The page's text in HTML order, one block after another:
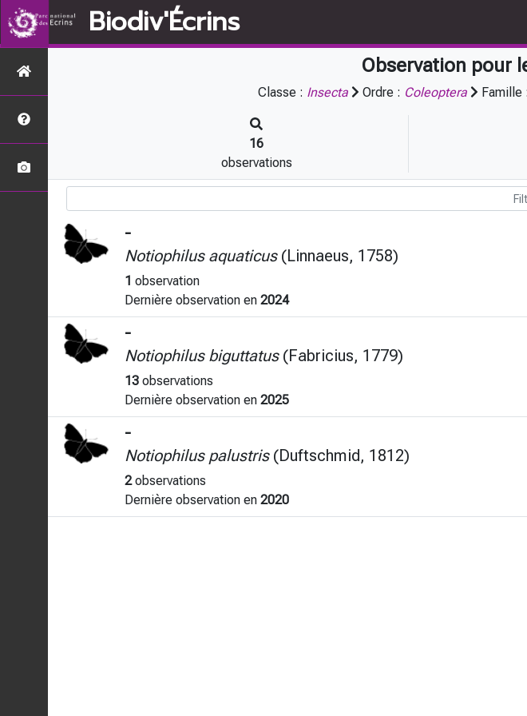
Biodiv'Écrins
Observation pour
Classe : Insecta Ordre : Coleoptera Famille :
16
observations
-
Notiophilus aquaticus(Linnaeus, 1758)
1 observation
Dernière observation en 2024
-
Notiophilus biguttatus(Fabricius, 1779)
13 observations
Dernière observation en 2025
-
Notiophilus palustris(Duftschmid, 1812)
2observations
Dernière observation en 2020